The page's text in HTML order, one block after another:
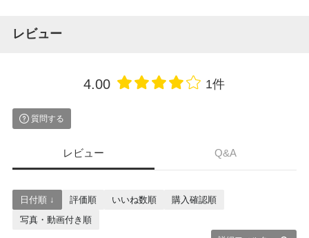
レビュー
4.00 1件
質問する
レビュー Q&A
日付順 ↓ 評価順 いいね数順
購入確認順
写真・動画付き順